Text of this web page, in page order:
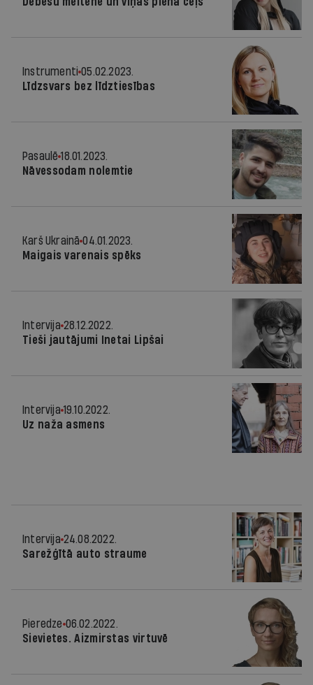
Instrumenti 05.02.2023.
Līdzsvars bez līdztiesības
Pasaulē 18.01.2023.
Nāvessodam nolemtie
Karš Ukrainā 04.01.2023.
Maigais varenais spēks
Intervija 28.12.2022.
Tieši jautājumi Inetai Lipšai
Intervija 19.10.2022.
Uz naža asmens
Intervija 24.08.2022.
Sarežģītā auto straume
Pieredze 06.02.2022.
Sievietes. Aizmirstas virtuvē